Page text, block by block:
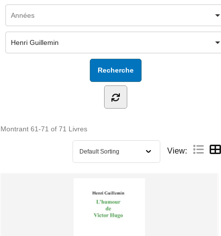
Henri Guillemin
Montrant 61-71 of 71 Livres
View: